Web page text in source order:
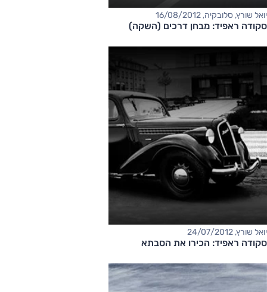
יואל שורץ, סלובקיה, 16/08/2012
סקודה ראפיד: מבחן דרכים (השקה)
יואל שורץ, 24/07/2012
סקודה ראפיד: הכירו את הסבתא